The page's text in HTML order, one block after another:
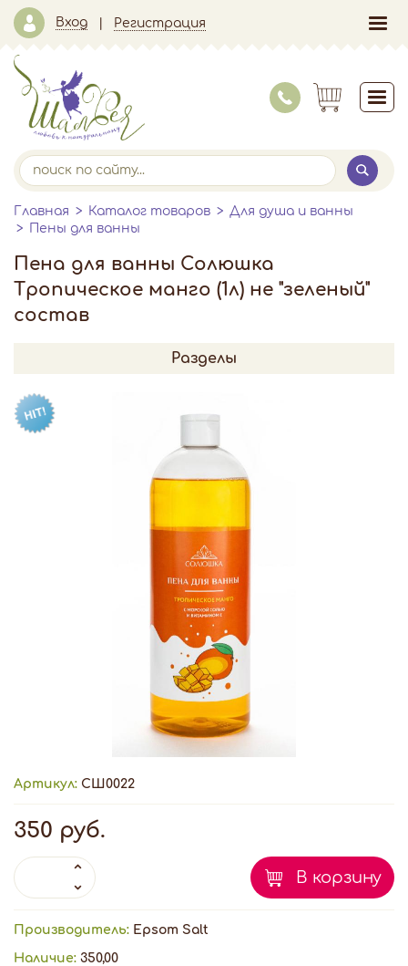
Вход Регистрация
Главная Каталог товаров
Для душа и ванны
Пены для ванны
Пена для ванны Солюшка
Тропическое манго (1л) не "зеленый"
состав
Разделы
Артикул: СШ0022
350 руб.
В корзину
Производитель: Epsom Salt
Наличие: 350,00